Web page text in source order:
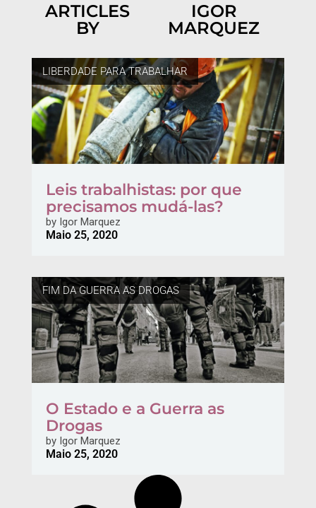
ARTICLES
BY
IGOR
MARQUEZ
LIBERDADE PARA TRABALHAR
Leis trabalhistas: por que
precisamos mudá-las?
byIgor Marquez
Maio 25, 2020
FIM DA GUERRA AS DROGAS
O Estado e a Guerra as
Drogas
byIgor Marquez
Maio 25, 2020